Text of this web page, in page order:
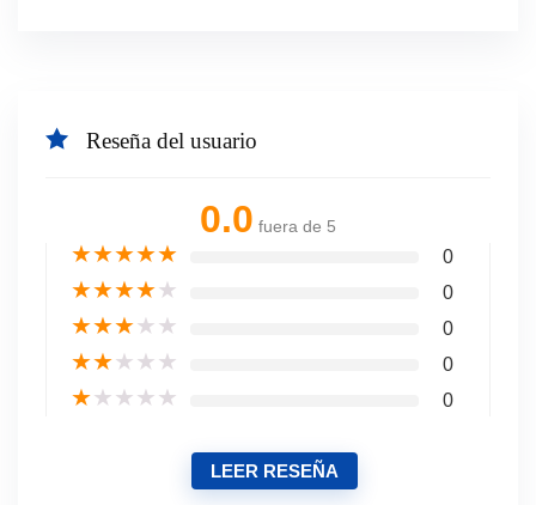
Reseña del usuario
0.0 fuera de 5
★★★★★ 0
★★★★★ 0
★★★★★ 0
★★★★★ 0
★★★★★ 0
LEER RESEÑA